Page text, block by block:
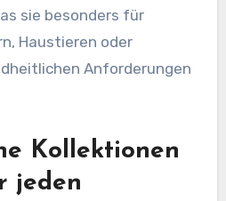
sie besonders für
Haustieren oder
Anforderungen
Kollektionen
jeden